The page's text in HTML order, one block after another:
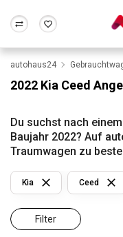
Wir bewerten dein Auto
Alle
Rund
Frankfurt Wuppertal
autohaus24
2022 Kia Ceed
Du suchst nach
Baujahr 2022? Auf
Traumwagen zu
Filter
Kia Ceed